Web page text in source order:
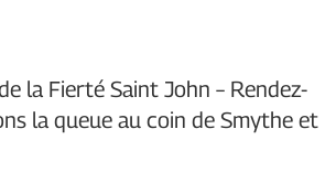
la Fierté Saint John – Rendez-
la queue au coin de Smythe et